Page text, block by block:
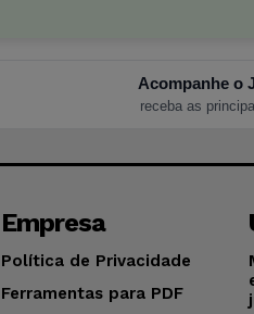
Acompanhe o
receba as
Empresa
Política de Privacidade
Ferramentas para PDF